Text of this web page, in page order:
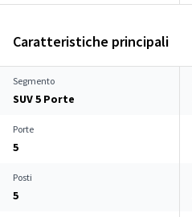
Caratteristiche principali
Segmento
SUV 5 Porte
Porte
5
Posti
5